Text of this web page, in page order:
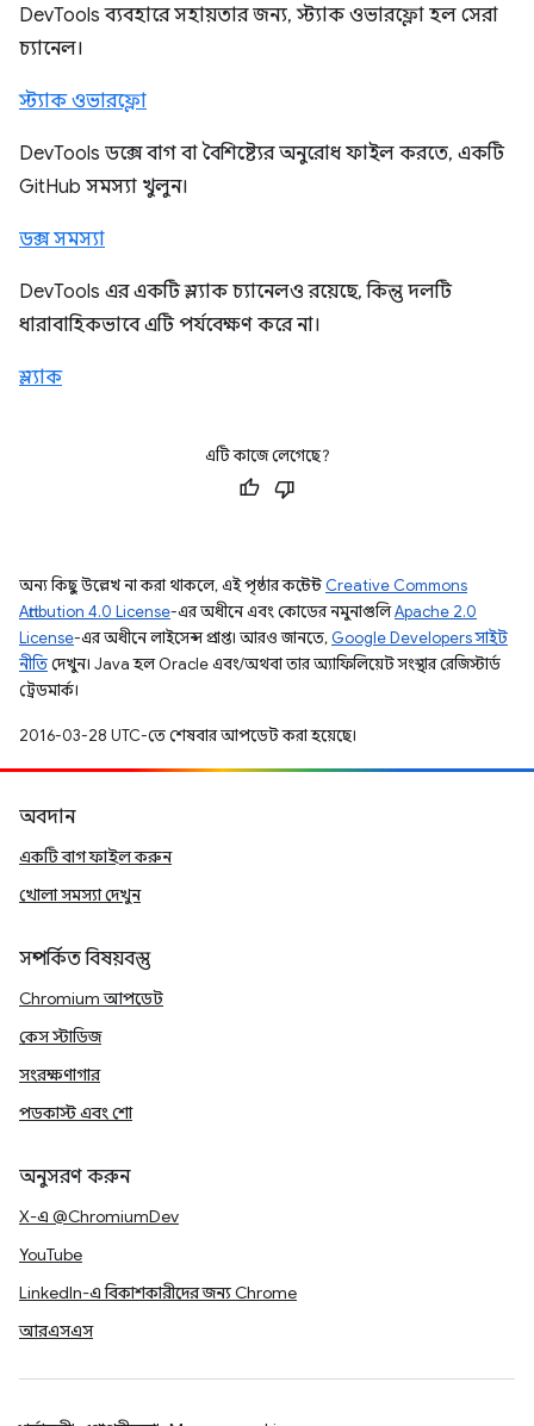
DevTools ব্যবহারে সহায়তার জন্য, স্ট্যাক ওভারফ্লো হল সেরা
চ্যানেল।
স্ট্যাক ওভারফ্লো
DevTools ডক্সে বাগ বা বৈশিষ্ট্যের অনুরোধ ফাইল করতে, একটি
GitHub সমস্যা খুলুন।
ডক্স সমস্যা
DevTools এর একটি স্ল্যাক চ্যানেলও রয়েছে, কিন্তু দলটি
ধারাবাহিকভাবে এটি পর্যবেক্ষণ করে না।
স্ল্যাক
এটি কাজে লেগেছে?
অন্য কিছু উল্লেখ না করা থাকলে, এই পৃষ্ঠার কন্টেন্ট Creative Commons
Attribution 4.0 License-এর অধীনে এবং কোডের নমুনাগুলিApache 2.0
License-এর অধীনে লাইসেন্স প্রাপ্ত। আরও জানতে, Google Developers সাইট
নীতিদেখুন। Java হল Oracle এবং/অথবা তার অ্যাফিলিয়েট সংস্থার রেজিস্টার্ড
ট্রেডমার্ক।
2016-03-28 UTC-তে শেষবার আপডেট করা হয়েছে।
অবদান
একটি বাগ ফাইল করুন
খোলা সমস্যা দেখুন
সম্পর্কিত বিষয়বস্তু
Chromium আপডেট
কেস স্টাডিজ
সংরক্ষণাগার
পডকাস্ট এবং শো
অনুসরণ করুন
X-এ @ChromiumDev
YouTube
LinkedIn-এ বিকাশকারীদের জন্য Chrome
আরএসএস